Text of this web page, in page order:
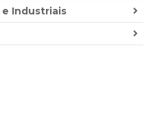
Industriais